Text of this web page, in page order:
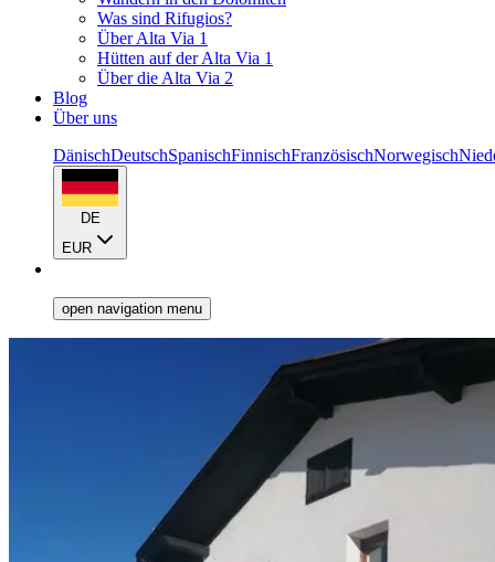
Was sind Rifugios?
Über Alta Via 1
Hütten auf der Alta Via 1
Über die Alta Via 2
Blog
Über uns
DänischDeutschSpanischFinnischFranzösischNorwegisch
DE
EUR
open navigation menu